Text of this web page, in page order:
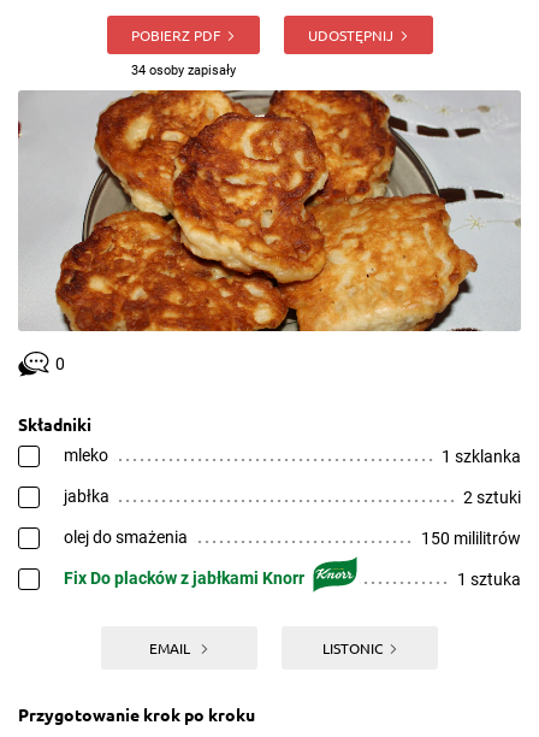
POBIERZ PDF
34 osoby zapisały
UDOSTĘPNIJ
0
Składniki
mleko 1 szklanka
jabłka 2 sztuki
olej do smażenia 150 mililitrów
Fix Do placków z jabłkami Knorr 1 sztuka
EMAIL LISTONIC
Przygotowanie krok po kroku